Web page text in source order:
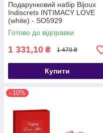
Подарунковий набір Bijoux
Indiscrets INTIMACY LOVE
(white) - SO5929
Готово до відправки
1 331,10 ₴ 1 479 ₴
Купити
–10%